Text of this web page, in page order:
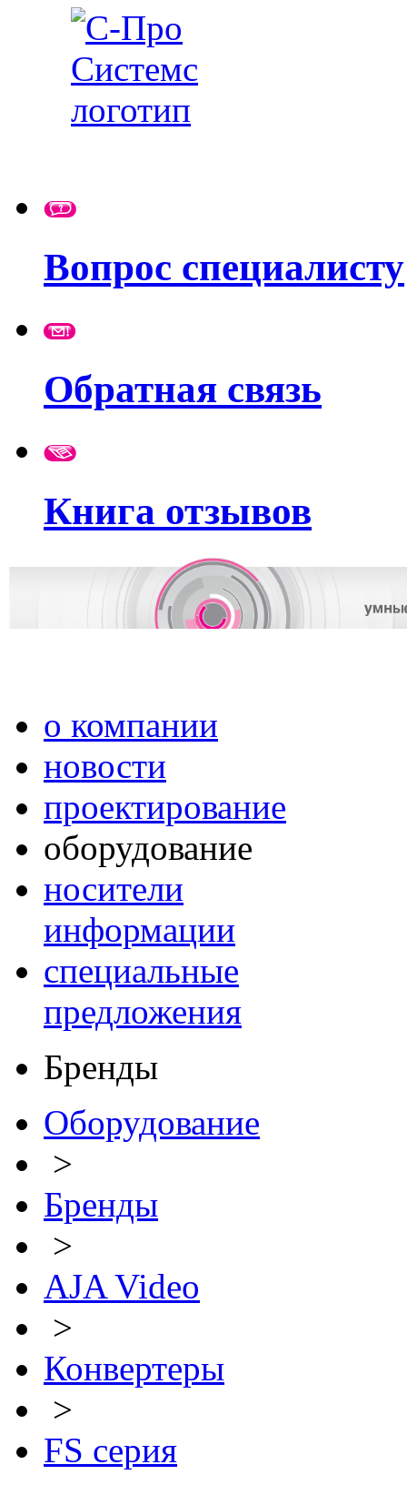
Вопрос специалисту
Обратная связь
Книга отзывов
о компании
новости
проектирование
оборудование
носители
информации
специальные
предложения
Бренды
Оборудование
>
Бренды
>
AJA Video
>
Конвертеры
>
FS серия